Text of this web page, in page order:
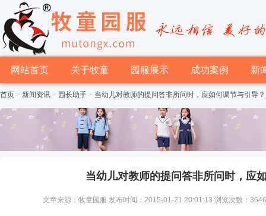
网站首页 关于牧童 园服展示 成功案例 新
首页 > 新闻资讯 > 园长助手 > 当幼儿对教师的提问答非所问时，应如何调节与引导？
当幼儿对教师的提问答非所问时，应
文章来源：牧童园服 发布时间：2015-01-21 20:01:13 浏览次数：3646